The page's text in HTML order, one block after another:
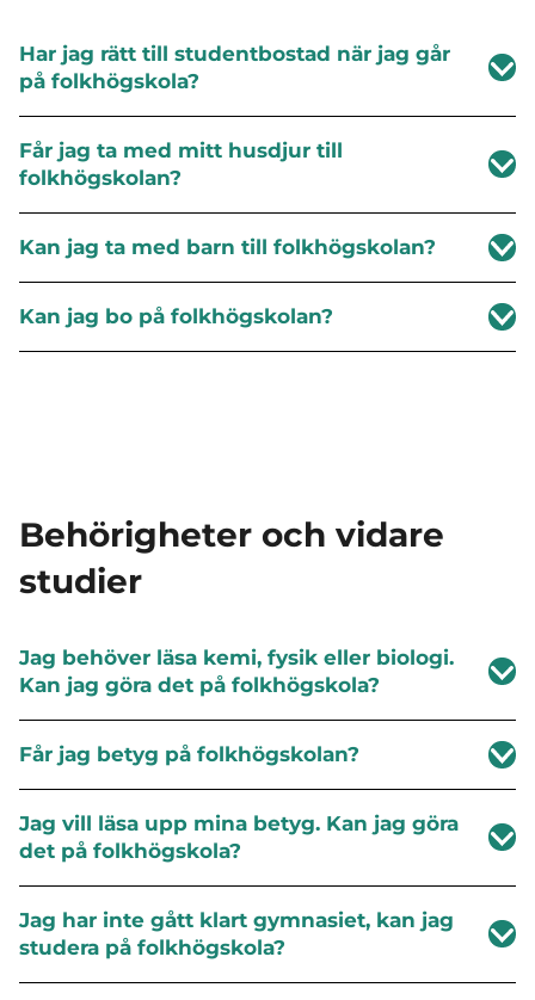
Har jag rätt till studentbostad när jag går
på folkhögskola?
Får jag ta med mitt husdjur till
folkhögskolan?
Kan jag ta med barn till folkhögskolan?
Kan jag bo på folkhögskolan?
Behörigheter och vidare
studier
Jag behöver läsa kemi, fysik eller biologi.
Kan jag göra det på folkhögskola?
Får jag betyg på folkhögskolan?
Jag vill läsa upp mina betyg. Kan jag göra
det på folkhögskola?
Jag har inte gått klart gymnasiet, kan jag
studera på folkhögskola?